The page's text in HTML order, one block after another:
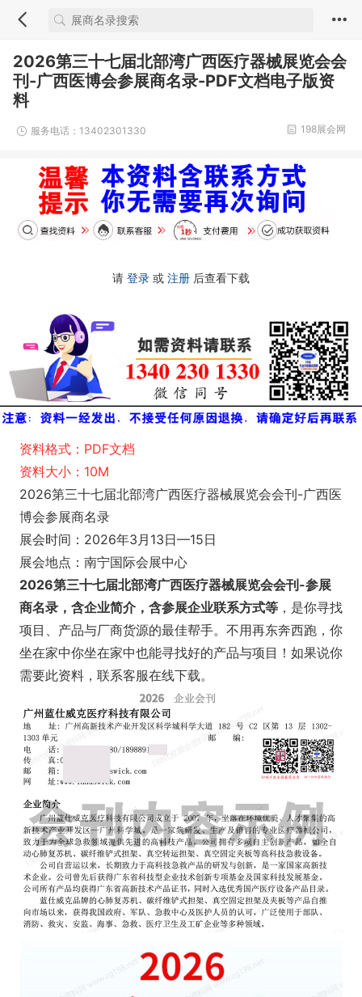
2026第三十七届北部湾广西医疗器械展览会会
刊-广西医博会参展商名录-PDF文档电子版资
料
服务电话：13402301330 198展会网
请 登录 或 注册 后查看下载
资料格式：PDF文档
资料大小：10M
2026第三十七届北部湾广西医疗器械展览会会刊-广西医
博会参展商名录
展会时间：2026年3月13日—15日
展会地点：南宁国际会展中心
2026第三十七届北部湾广西医疗器械展览会会刊-参展
商名录，含企业简介，含参展企业联系方式等 ，是你寻找
项目、产品与厂商货源的最佳帮手。不用再东奔西跑，你
坐在家中你坐在家中也能寻找好的产品与项目！如果说你
需要此资料，联系客服在线下载。